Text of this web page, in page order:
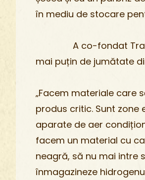
în mediu de stocare
A co-fondat
mai puțin de jumătate
„Facem materiale care
produs critic. Sunt
aparate de aer
facem un material cu
neagră, să nu mai intre
înmagazineze